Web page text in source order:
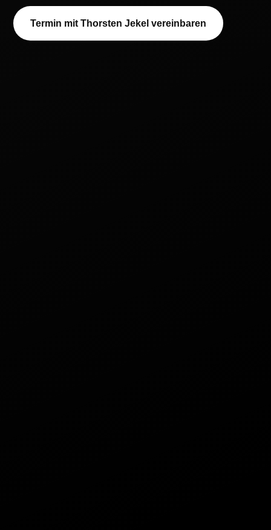
Termin mit Thorsten Jekel vereinbaren